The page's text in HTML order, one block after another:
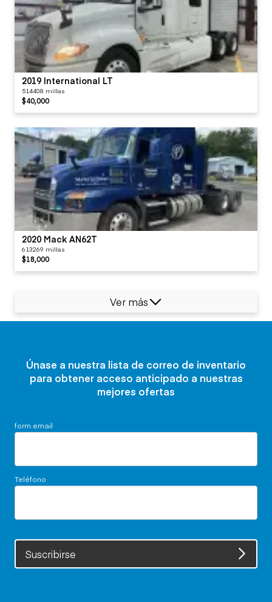
2019 International LT
514408 millas
$40,000
2020 Mack AN62T
613269 millas
$18,000
Ver más
Únase a nuestra lista de correo de inventario
para obtener acceso anticipado a nuestras
mejores ofertas
form.email
Teléfono
Suscribirse